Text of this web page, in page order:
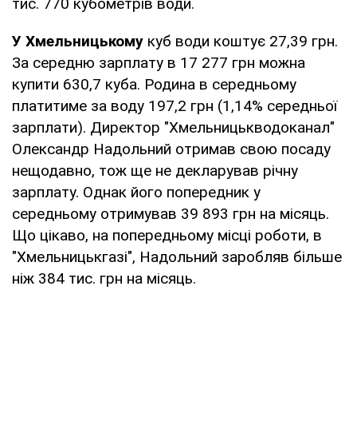
У Хмельницькому куб води коштує 27,39 грн.
За середню зарплату в 17 277 грн можна
купити 630,7 куба. Родина в середньому
платитиме за воду 197,2 грн (1,14% середньої
зарплати). Директор "Хмельницькводоканал"
Олександр Надольний отримав свою посаду
нещодавно, тож ще не декларував річну
зарплату. Однак його попередник у
середньому отримував 39 893 грн на місяць.
Що цікаво, на попередньому місці роботи, в
"Хмельницькгазі", Надольний заробляв більше
ніж 384 тис. грн на місяць.